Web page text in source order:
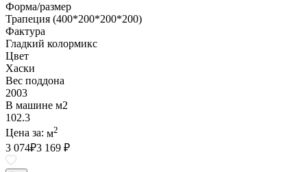
Форма/размер
Трапеция (400*200*200*200)
Фактура
Гладкий колормикс
Цвет
Хаски
Вес поддона
2003
В машине м2
102.3
Цена за: м2
3 074₽3 169 ₽